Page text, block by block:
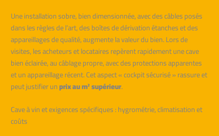
Une installation sobre, bien dimensionnée, avec des câbles posés
dans les règles de l’art, des boîtes de dérivation étanches et des
appareillages de qualité, augmente la valeur du bien. Lors de
visites, les acheteurs et locataires repèrent rapidement une cave
bien éclairée, au câblage propre, avec des protections apparentes
et un appareillage récent. Cet aspect « cockpit sécurisé » rassure et
peut justifier unprix au m² supérieur.
Cave à vin et exigences spécifiques : hygrométrie, climatisation et
coûts